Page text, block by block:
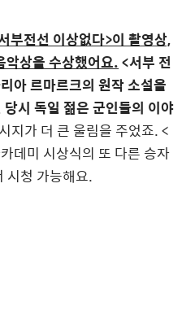
부전선 이상없다>이 촬영상,
악상을 수상했어요.<서부 전
아 르마르크의 원작 소설을
시 독일 젊은 군인들의 이야
지가 더 큰 울림을 주었죠. <
데미 시상식의 또 다른 승자
시청 가능해요.